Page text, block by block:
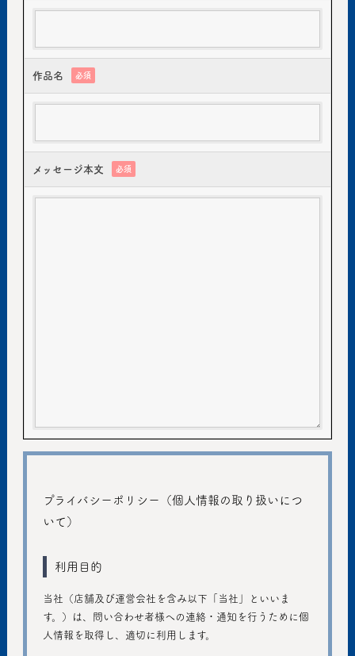
作品名 必須
メッセージ本文 必須
プライバシーポリシー（個人情報の取り扱いにつ
いて）
利用目的
当社（店舗及び運営会社を含み以下「当社」といいま
す。）は、問い合わせ者様への連絡・通知を行うために個
人情報を取得し、適切に利用します。